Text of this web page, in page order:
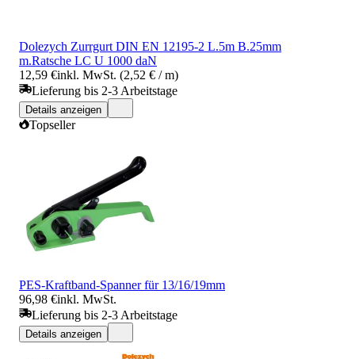
Dolezych Zurrgurt DIN EN 12195-2 L.5m B.25mm
m.Ratsche LC U 1000 daN
12,59 €inkl. MwSt. (2,52 € / m)
Lieferung bis 2-3 Arbeitstage
Details anzeigen
Topseller
PES-Kraftband-Spanner für 13/16/19mm
96,98 €inkl. MwSt.
Lieferung bis 2-3 Arbeitstage
Details anzeigen